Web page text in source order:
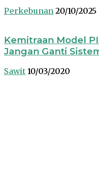
Perkebunan 20/10/2025
Kemitraan Model
Jangan Ganti
Sawit 10/03/2020